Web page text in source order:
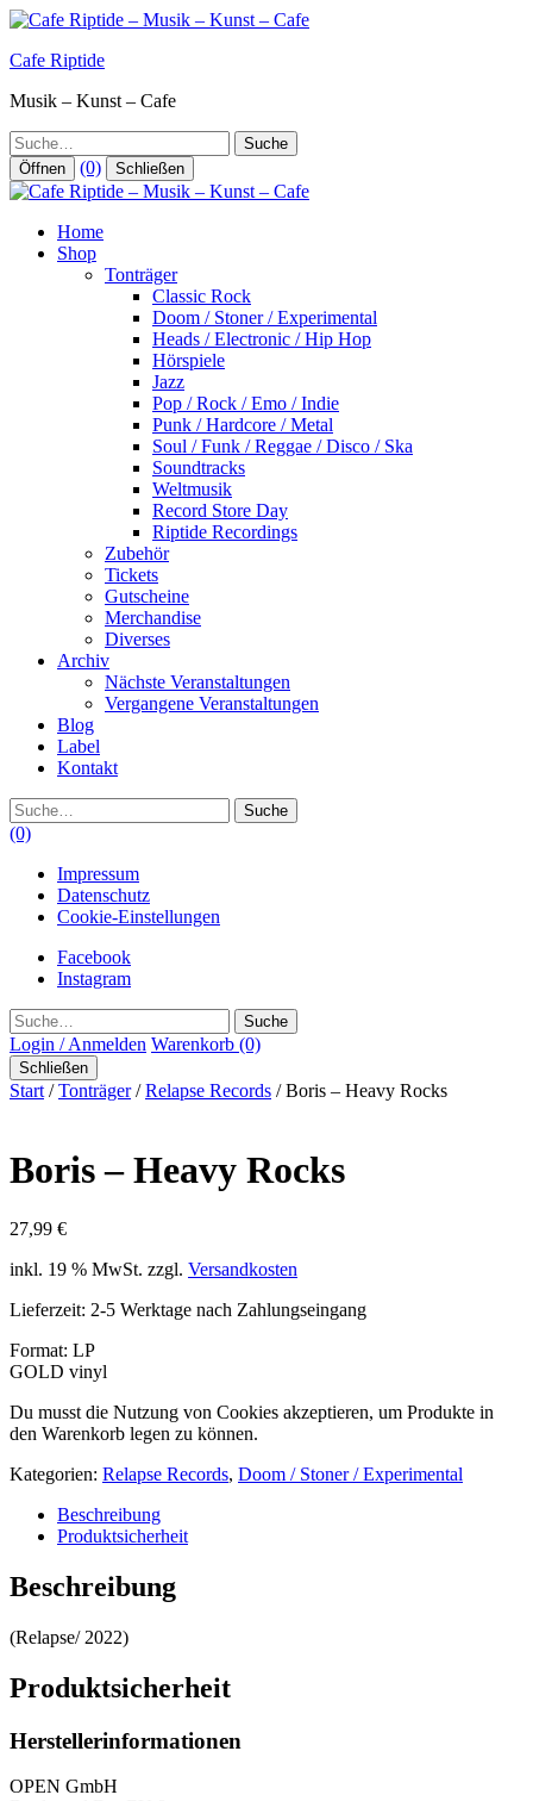
Zum
springen
Cafe Riptide
Musik – Kunst – Cafe
Suche
Öffnen (0) Schließen
Home
Shop
Tonträger
Classic Rock
Doom / Stoner / Experimental
Heads / Electronic / Hip Hop
Hörspiele
Jazz
Pop / Rock / Emo / Indie
Punk / Hardcore / Metal
Soul / Funk / Reggae / Disco / Ska
Soundtracks
Weltmusik
Record Store Day
Riptide Recordings
Zubehör
Tickets
Gutscheine
Merchandise
Diverses
Archiv
Nächste Veranstaltungen
Vergangene Veranstaltungen
Blog
Label
Kontakt
Suche
(0)
Impressum
Datenschutz
Cookie-Einstellungen
Facebook
Instagram
Suche
Login / Anmelden Warenkorb (0)
Schließen
Start /Tonträger/Relapse Records / Boris – Heavy Rocks
Boris – Heavy Rocks
27,99 €
inkl. 19 % MwSt. zzgl. Versandkosten
Lieferzeit: 2-5 Werktage nach Zahlungseingang
Format: LP
GOLD vinyl
Du musst die Nutzung von Cookies akzeptieren, um Produkte in
den Warenkorb legen zu können.
Kategorien: Relapse Records, Doom / Stoner / Experimental
Beschreibung
Produktsicherheit
Beschreibung
(Relapse/ 2022)
Produktsicherheit
Herstellerinformationen
OPEN GmbH